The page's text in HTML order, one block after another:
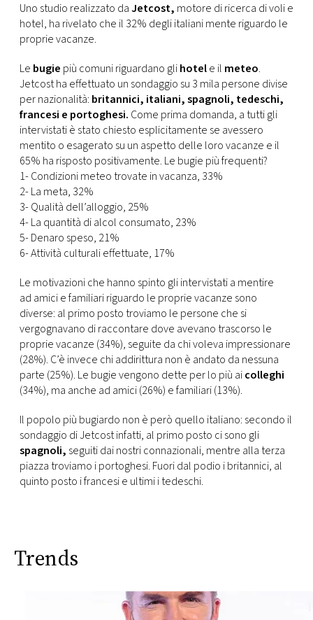
Uno studio realizzato daJetcost, motore di ricerca di voli e
hotel, ha rivelato che il 32% degli italiani mente riguardo le
proprie vacanze.
Le bugie più comuni riguardano glihotele il meteo.
Jetcost ha effettuato un sondaggio su 3 mila persone divise
per nazionalità: britannici, italiani, spagnoli, tedeschi,
francesi e portoghesi. Come prima domanda, a tutti gli
intervistati è stato chiesto esplicitamente se avessero
mentito o esagerato su un aspetto delle loro vacanze e il
65% ha risposto positivamente. Le bugie più frequenti?
1- Condizioni meteo trovate in vacanza, 33%
2- La meta, 32%
3- Qualità dell’alloggio, 25%
4- La quantità di alcol consumato, 23%
5- Denaro speso, 21%
6- Attività culturali effettuate, 17%
Le motivazioni che hanno spinto gli intervistati a mentire
ad amici e familiari riguardo le proprie vacanze sono
diverse: al primo posto troviamo le persone che si
vergognavano di raccontare dove avevano trascorso le
proprie vacanze (34%), seguite da chi voleva impressionare
(28%). C’è invece chi addirittura non è andato da nessuna
parte (25%). Le bugie vengono dette per lo più aicolleghi
(34%), ma anche ad amici (26%) e familiari (13%).
Il popolo più bugiardo non è però quello italiano: secondo il
sondaggio di Jetcost infatti, al primo posto ci sono gli
spagnoli, seguiti dai nostri connazionali, mentre alla terza
piazza troviamo i portoghesi. Fuori dal podio i britannici, al
quinto posto i francesi e ultimi i tedeschi.
Trends